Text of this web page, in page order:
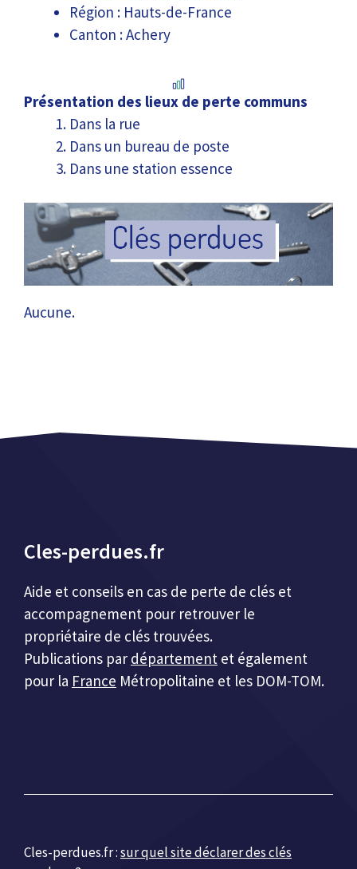
Région : Hauts-de-France
Canton : Achery
Présentation des lieux de perte communs
Dans la rue
Dans un bureau de poste
Dans une station essence
Aucune.
Cles-perdues.fr
Aide et conseils en cas de perte de clés et
accompagnement pour retrouver le
propriétaire de clés trouvées.
Publications par département et également
pour la France Métropolitaine et les DOM-TOM.
Cles-perdues.fr :sur quel site déclarer des clés